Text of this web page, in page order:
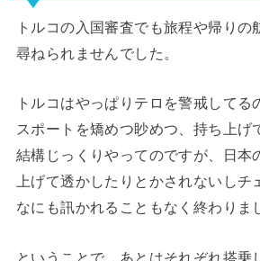
トルコの入国審査でも旅程や帰りの
尋ねられませんでした。
トルコはやっぱりテロを警戒してる
スポートを矯めつ眇めつ、持ち上げ
結構じっくりやってのですが、日本
上げて透かしたりとかされないしチ
なにも訊かれることもなく終わりま
ということで、あとはそれぞれ搭乗